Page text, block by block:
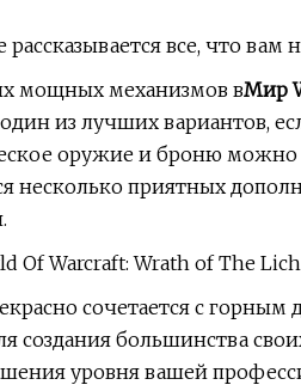
все, что
мощных механизмов вМир
из лучших вариантов,
оружие и броню можно
несколько приятных
Of Warcraft: Wrath of The
сочетается с
создания большинства
уровня вашей